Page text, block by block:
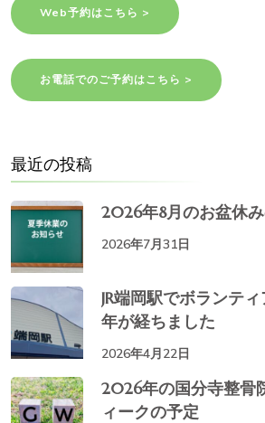
Web予約はこちら >
お電話でのご予約はこちら >
最近の投稿
2026年8月のお盆休
2026年7月31日
JR端岡駅でボランテ
年が経ちました
2026年4月22日
2026年の国分寺整骨
ィークの予定